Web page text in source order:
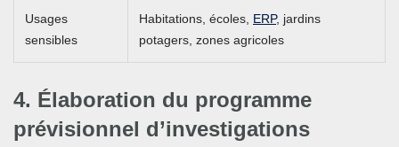
Usages
sensibles
Habitations, écoles, ERP, jardins
potagers, zones agricoles
4. Élaboration du programme
prévisionnel d’investigations